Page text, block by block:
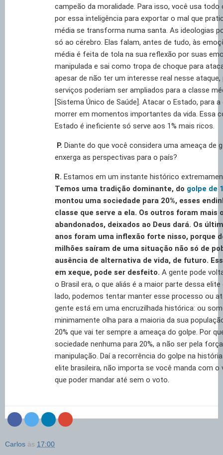
campeão da moralidade. Para isso, você usa
por essa inteligência para exportar o mal que
média se transforma numa santa. As ideologias
só ao cérebro. Elas falam, antes de tudo, às
média é feita de tola na sua reflexão por suas
manipulada e sai como tropa de choque para
apesar de não ter um interesse real nesse ataque,
serviços poderiam ser ampliados para a classe
[Sistema Único de Saúde]. Atacar o Estado, para
morrer em momentos importantes da vida. Essa
Estado é ineficiente só serve aos 1% mais ricos.
P. Diante do que você considera uma ameaça de
enxerga as perspectivas para o país?
R. Estamos em um instante histórico
Temos uma tradição dominante, do golpe de
montou uma sociedade para 20%, esses
classe que serve a ela. Os outros foram mais
abandonados, deixados ao Deus dará. Os
anos foram uma inflexão forte nisso, porque
milhões saíram de uma situação não só de
ausência de alternativa de vida, de futuro.
em xeque, pode ser desfeito. A gente pode
o Brasil era, o que aliás é a maior parte dessa
lado, podemos tentar manter esse processo ou
gente está em uma encruzilhada histórica: ou
minimamente olha para a maioria da sua
20% que vai ter sempre a ameaça do golpe. Por
sociedade nenhuma para 20%, a não ser pela
manipulação. Daí a recorrência do golpe na
elite brasileira, não importa se você manda com
que poder mandar até sem o voto.
Carlos às 17:00